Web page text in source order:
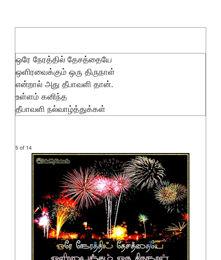
ஒரே நேரத்தில் தேசத்தையே
ஒளிரவைக்கும் ஒரு திருநாள்
என்றால் அது தீபாவளி தான்.
உள்ளம் கனிந்த
தீபாவளி நல்வாழ்த்துக்கள்
5 of 14